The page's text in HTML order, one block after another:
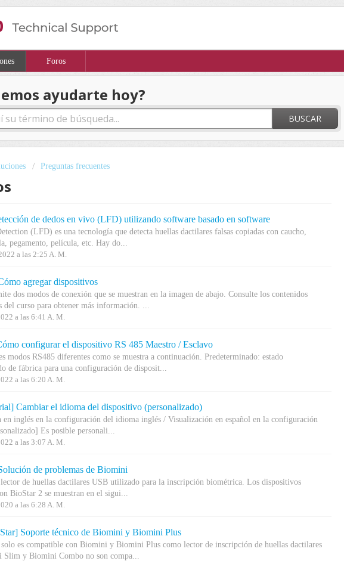
Foros
ayudarte hoy?
BUSCAR
Preguntas frecuentes
de dedos en vivo (LFD) utilizando software basado en software
(LFD) es una tecnología que detecta huellas dactilares falsas copiadas con caucho,
pegamento, película, etc. Hay do...
a las 2:25 A. M.
agregar dispositivos
dos modos de conexión que se muestran en la imagen de abajo. Consulte los contenidos
del curso para obtener más información. ...
a las 6:41 A. M.
configurar el dispositivo RS 485 Maestro / Esclavo
modos RS485 diferentes como se muestra a continuación. Predeterminado: estado
de fábrica para una configuración de disposit...
a las 6:20 A. M.
Cambiar el idioma del dispositivo (personalizado)
en inglés en la configuración del idioma inglés / Visualización en español en la configuración
Es posible personali...
a las 3:07 A. M.
de problemas de Biomini
de huellas dactilares USB utilizado para la inscripción biométrica. Los dispositivos
BioStar 2 se muestran en el sigui...
a las 6:28 A. M.
Soporte técnico de Biomini y Biomini Plus
es compatible con Biomini y Biomini Plus como lector de inscripción de huellas dactilares
y Biomini Combo no son compa...